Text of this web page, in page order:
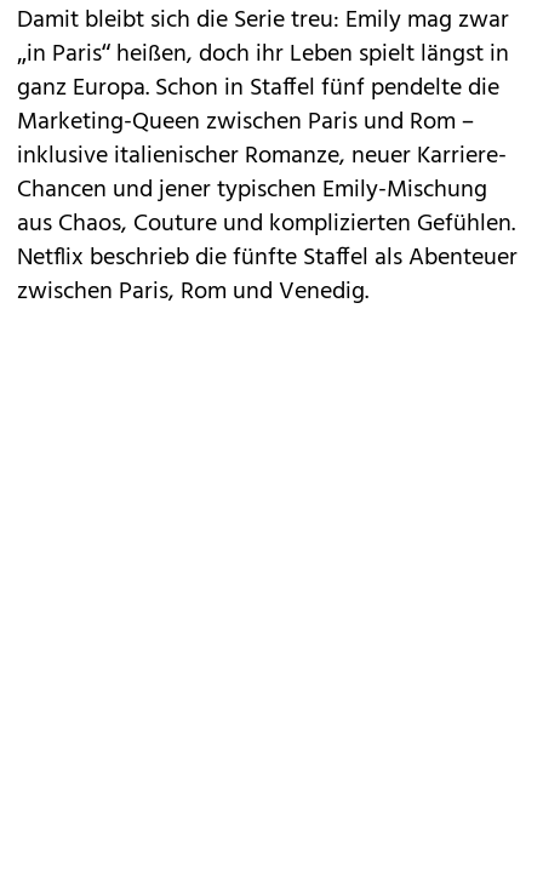
Damit bleibt sich die Serie treu: Emily mag zwar
„in Paris“ heißen, doch ihr Leben spielt längst in
ganz Europa. Schon in Staffel fünf pendelte die
Marketing-Queen zwischen Paris und Rom –
inklusive italienischer Romanze, neuer Karriere-
Chancen und jener typischen Emily-Mischung
aus Chaos, Couture und komplizierten Gefühlen.
Netflix beschrieb die fünfte Staffel als Abenteuer
zwischen Paris, Rom und Venedig.